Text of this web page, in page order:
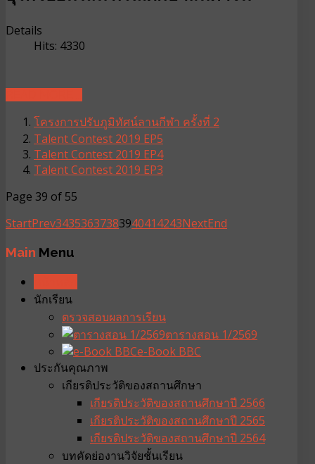
Details
Hits: 4330
โครงการปรับภูมิทัศน์ลานกีฬา ครั้งที่ 2
Talent Contest 2019 EP5
Talent Contest 2019 EP4
Talent Contest 2019 EP3
Page 39 of 55
StartPrev34353637383940414243NextEnd
Main Menu
นักเรียน
ตรวจสอบผลการเรียน
ตารางสอน 1/2569
e-Book BBC
ประกันคุณภาพ
เกียรติประวัติของสถานศึกษา
เกียรติประวัติของสถานศึกษาปี 2566
เกียรติประวัติของสถานศึกษาปี 2565
เกียรติประวัติของสถานศึกษาปี 2564
บทคัดย่องานวิจัยชั้นเรียน